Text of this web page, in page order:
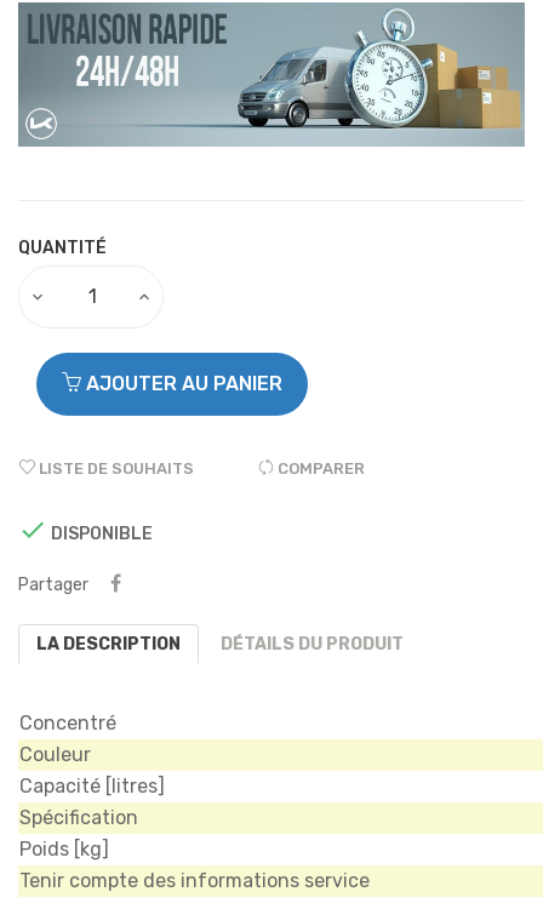
QUANTITÉ
AJOUTER AU PANIER
LISTE DE SOUHAITS COMPARER
 DISPONIBLE
Partager
LA DESCRIPTION DÉTAILS DU PRODUIT
Concentré
Couleur
Capacité [litres]
Spécification
Poids [kg]
Tenir compte des informations service